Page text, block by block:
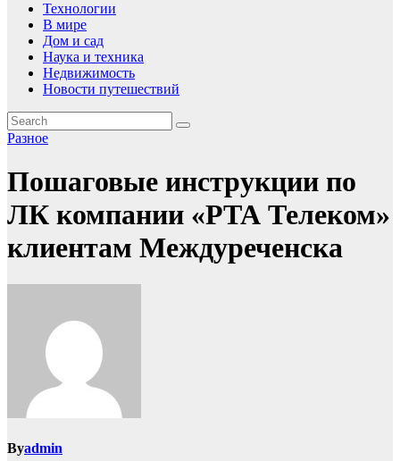
Технологии
В мире
Дом и сад
Наука и техника
Недвижимость
Новости путешествий
Разное
Пошаговые инструкции по
ЛК компании «РТА Телеком»
клиентам Междуреченска
Byadmin